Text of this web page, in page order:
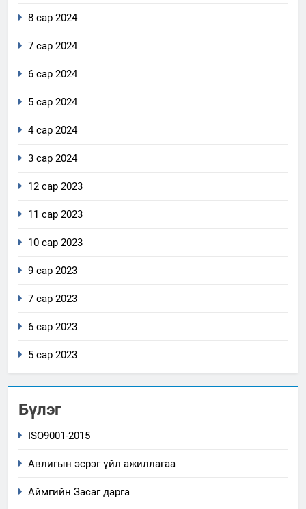
8 сар 2024
7 сар 2024
6 сар 2024
5 сар 2024
4 сар 2024
3 сар 2024
12 сар 2023
11 сар 2023
10 сар 2023
9 сар 2023
7 сар 2023
6 сар 2023
5 сар 2023
Бүлэг
ISO9001-2015
Авлигын эсрэг үйл ажиллагаа
Аймгийн Засаг дарга